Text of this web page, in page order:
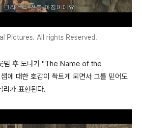
Pictures. All rights Reserved.
밤 후 도나가 "The Name of the
에 대한 호감이 싹트게 되면서 그를 믿어도
리가 표현된다.